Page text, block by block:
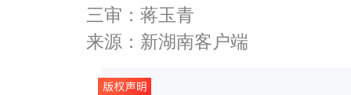
三审：蒋玉青
来源：新湖南客户端